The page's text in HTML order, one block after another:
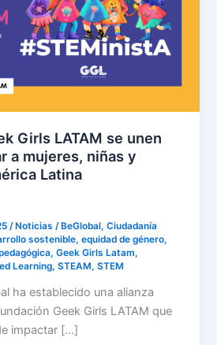
Girls LATAM se unen
a mujeres, niñas y
Latina
/ Noticias / BeGlobal,Ciudadanía
sostenible,equidad de género,
,Geek Girls Latam,
Learning,STEAM,STEM
ha establecido una alianza
Geek Girls LATAM que
impactar […]